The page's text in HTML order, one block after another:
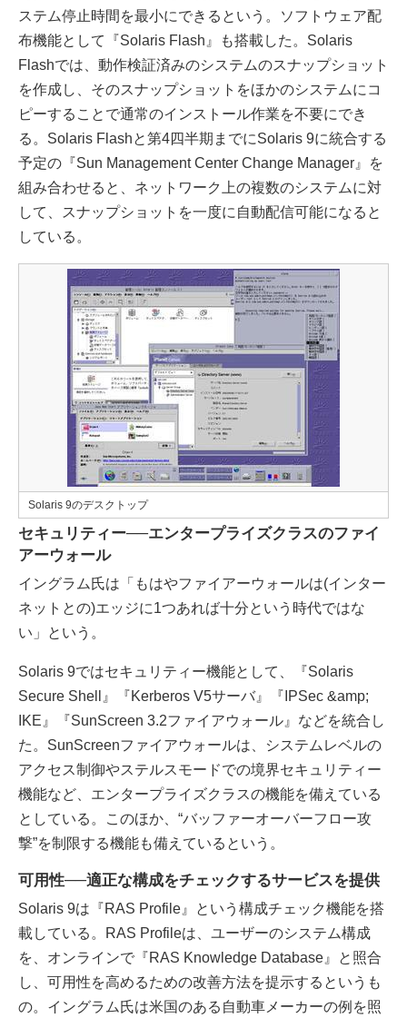
ステム停止時間を最小にできるという。ソフトウェア配
布機能として『Solaris Flash』も搭載した。Solaris
Flashでは、動作検証済みのシステムのスナップショット
を作成し、そのスナップショットをほかのシステムにコ
ピーすることで通常のインストール作業を不要にでき
る。Solaris Flashと第4四半期までにSolaris 9に統合する
予定の『Sun Management Center Change Manager』を
組み合わせると、ネットワーク上の複数のシステムに対
して、スナップショットを一度に自動配信可能になると
している。
Solaris 9のデスクトップ
セキュリティー──エンタープライズクラスのファイ
アーウォール
イングラム氏は「もはやファイアーウォールは(インター
ネットとの)エッジに1つあれば十分という時代ではな
い」という。
Solaris 9ではセキュリティー機能として、『Solaris
Secure Shell』『Kerberos V5サーバ』『IPSec &amp;
IKE』『SunScreen 3.2ファイアウォール』などを統合し
た。SunScreenファイアウォールは、システムレベルの
アクセス制御やステルスモードでの境界セキュリティー
機能など、エンタープライズクラスの機能を備えている
としている。このほか、“バッファーオーバーフロー攻
撃”を制限する機能も備えているという。
可用性──適正な構成をチェックするサービスを提供
Solaris 9は『RAS Profile』という構成チェック機能を搭
載している。RAS Profileは、ユーザーのシステム構成
を、オンラインで『RAS Knowledge Database』と照合
し、可用性を高めるための改善方法を提示するというも
の。イングラム氏は米国のある自動車メーカーの例を照